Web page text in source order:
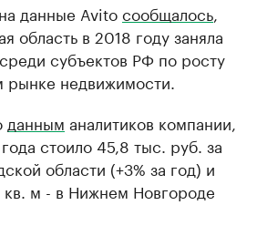
данные Avitoсообщалось
область в 2018 году заняла
субъектов РФ по росту
рынке недвижимости.
данным аналитиков компании,
стоило 45,8 тыс. руб. за
области (+3% за год) и
кв. м - в Нижнем Новгороде